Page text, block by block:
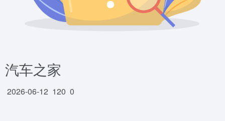
汽车之家
2026-06-12 120 0